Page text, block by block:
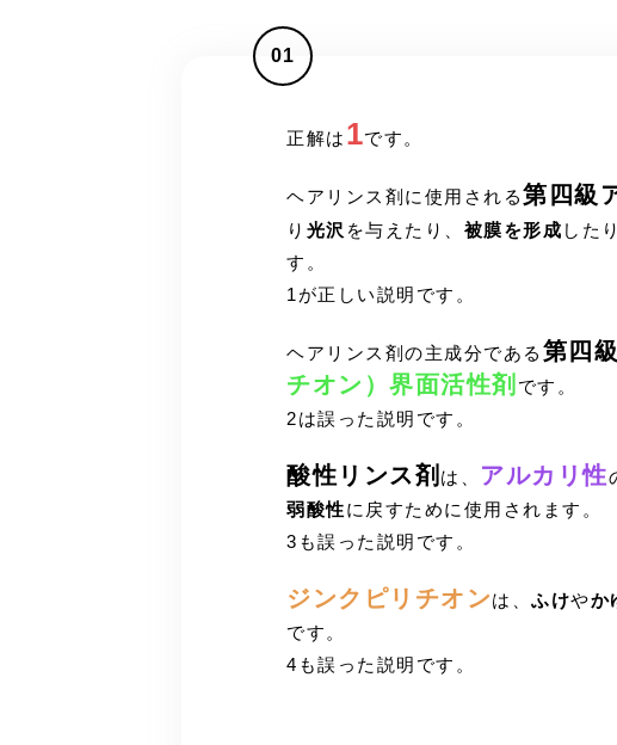
01
正解は 1です。
ヘアリンス剤に使用される第四級
り 光沢 を与えたり、 被膜を形成 したり
す。
1が正しい説明です。
ヘアリンス剤の主成分である 第四
チオン）界面活性剤 です。
2は誤った説明です。
酸性リンス剤 は、 アルカリ性
弱酸性に戻すために使用されます。
3も誤った説明です。
ジンクピリチオンは、 ふけやか
です。
4も誤った説明です。